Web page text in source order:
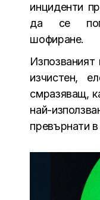
инциденти
да се
шофиране.
изчистен,
смразяващ,
най-
превърнати